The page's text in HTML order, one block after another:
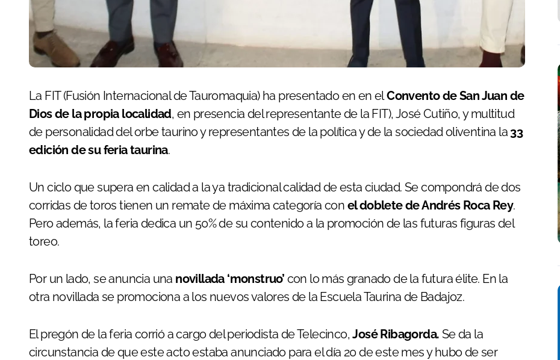
La FIT (Fusión Internacional de Tauromaquia) ha presentado en en elConvento de San Juan de
Dios de la propia localidad, en presencia del representante de la FIT), José Cutiño, y multitud
de personalidad del orbe taurino y representantes de la política y de la sociedad oliventina la 33
edición de su feria taurina.
Un ciclo que supera en calidad a la ya tradicional calidad de esta ciudad. Se compondrá de dos
corridas de toros tienen un remate de máxima categoría con el doblete de Andrés Roca Rey.
Pero además, la feria dedica un 50% de su contenido a la promoción de las futuras figuras del
toreo.
Por un lado, se anuncia una novillada ‘monstruo’ con lo más granado de la futura élite. En la
otra novillada se promociona a los nuevos valores de la Escuela Taurina de Badajoz.
El pregón de la feria corrió a cargo del periodista de Telecinco,José Ribagorda. Se da la
circunstancia de que este acto estaba anunciado para el día 20 de este mes y hubo de ser